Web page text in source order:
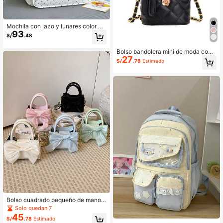
Mochila con lazo y lunares color cr
ema blanco con ribete de encaje, m
ochila escolar de gran capacidad y
ia y bachillerato, mochila para ir al t
S/93.48
Bolso cuadrado pequeño de mano c
on lazo, bolso bandolera mini de est
ilo femenino, bolso de cadena de es
tilo dulce japonés
Solo quedan 7
S/45.78 Estimado
Bolso bandolera mini de moda con
decoración de lazo para niña
S/27.78 Estimado